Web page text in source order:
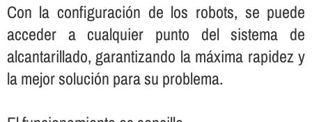
Con la configuración de los robots, se puede
acceder a cualquier punto del sistema de
alcantarillado, garantizando la máxima rapidez y
la mejor solución para su problema.